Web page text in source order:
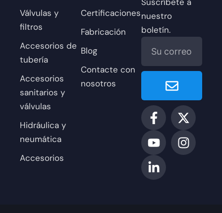
Válvulas y
filtros
Accesorios de
tubería
Accesorios
sanitarios y
válvulas
Hidráulica y
neumática
Accesorios
Certificaciones
Fabricación
Blog
Contacte con
nosotros
nuestro
boletín.
Correo
electrónico
Entregar
F
a
c
e
b
o
o
X
-
t
w
i
Y
o
u
t
u
b
e
I
n
s
t
a
L
i
n
k
e
d
i